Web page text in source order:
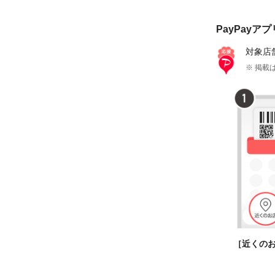
PayPayアプ
対象店
※ 掲載
［近くの